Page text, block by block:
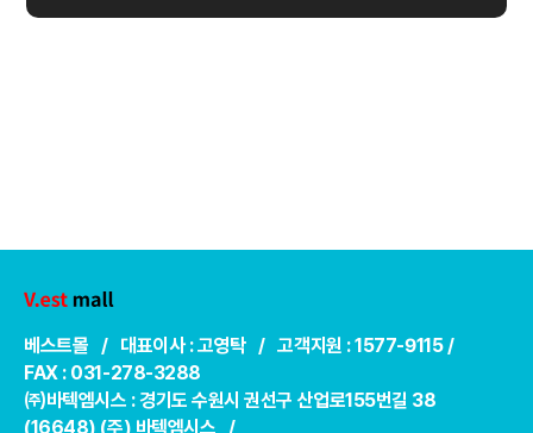
베스트몰 / 대표이사 : 고영탁 / 고객지원 : 1577-9115 /
FAX : 031-278-3288
㈜바텍엠시스 : 경기도 수원시 권선구 산업로155번길 38
(16648) (주) 바텍엠시스 /